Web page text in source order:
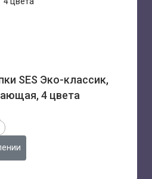
SES Эко-классик,
4 цвета